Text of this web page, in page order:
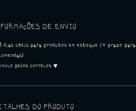
DE ENVIO
dias úteis para produtos em estoque (+ prazo para
pelos correios ♥
DO PRODUTO